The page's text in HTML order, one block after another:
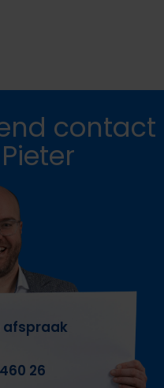
contact
afspraak
26